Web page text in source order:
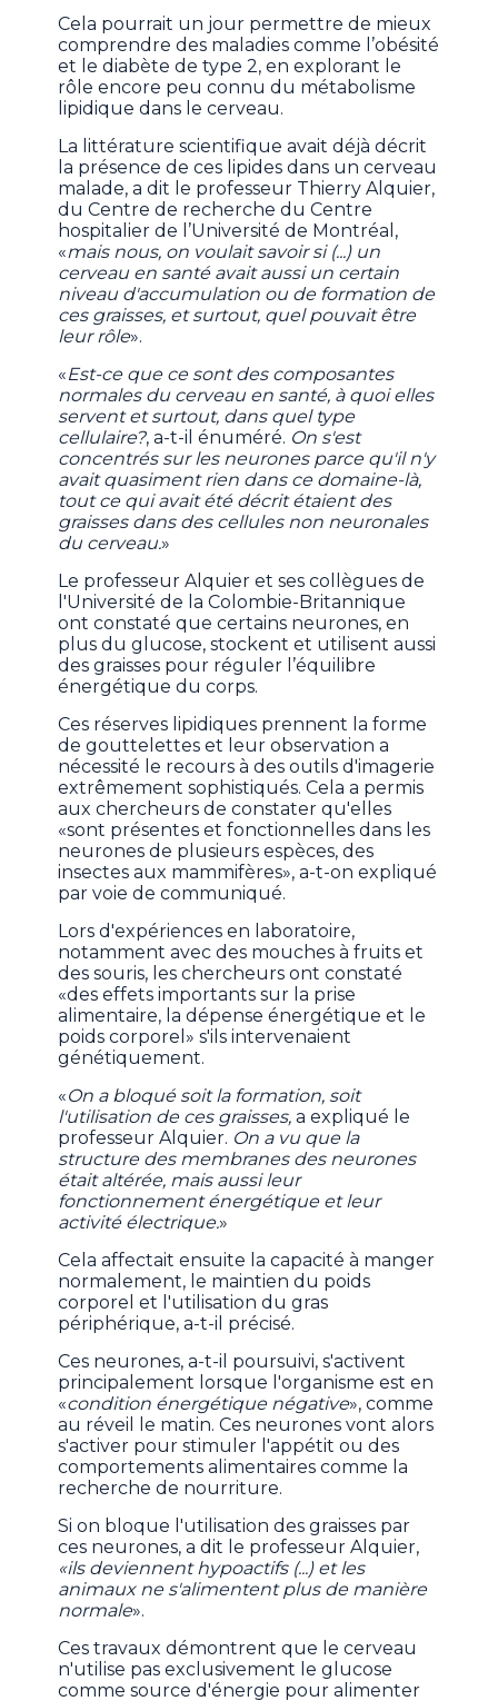
Cela pourrait un jour permettre de mieux
comprendre des maladies comme l’obésité
et le diabète de type 2, en explorant le
rôle encore peu connu du métabolisme
lipidique dans le cerveau.
La littérature scientifique avait déjà décrit
la présence de ces lipides dans un cerveau
malade, a dit le professeur Thierry Alquier,
du Centre de recherche du Centre
hospitalier de l’Université de Montréal,
«mais nous, on voulait savoir si (...) un
cerveau en santé avait aussi un certain
niveau d'accumulation ou de formation de
ces graisses, et surtout, quel pouvait être
leur rôle».
«Est-ce que ce sont des composantes
normales du cerveau en santé, à quoi elles
servent et surtout, dans quel type
cellulaire?, a-t-il énuméré. On s'est
concentrés sur les neurones parce qu'il n'y
avait quasiment rien dans ce domaine-là,
tout ce qui avait été décrit étaient des
graisses dans des cellules non neuronales
du cerveau.»
Le professeur Alquier et ses collègues de
l'Université de la Colombie-Britannique
ont constaté que certains neurones, en
plus du glucose, stockent et utilisent aussi
des graisses pour réguler l’équilibre
énergétique du corps.
Ces réserves lipidiques prennent la forme
de gouttelettes et leur observation a
nécessité le recours à des outils d'imagerie
extrêmement sophistiqués. Cela a permis
aux chercheurs de constater qu'elles
«sont présentes et fonctionnelles dans les
neurones de plusieurs espèces, des
insectes aux mammifères», a-t-on expliqué
par voie de communiqué.
Lors d'expériences en laboratoire,
notamment avec des mouches à fruits et
des souris, les chercheurs ont constaté
«des effets importants sur la prise
alimentaire, la dépense énergétique et le
poids corporel» s'ils intervenaient
génétiquement.
«On a bloqué soit la formation, soit
l'utilisation de ces graisses, a expliqué le
professeur Alquier. On a vu que la
structure des membranes des neurones
était altérée, mais aussi leur
fonctionnement énergétique et leur
activité électrique.»
Cela affectait ensuite la capacité à manger
normalement, le maintien du poids
corporel et l'utilisation du gras
périphérique, a-t-il précisé.
Ces neurones, a-t-il poursuivi, s'activent
principalement lorsque l'organisme est en
«condition énergétique négative», comme
au réveil le matin. Ces neurones vont alors
s'activer pour stimuler l'appétit ou des
comportements alimentaires comme la
recherche de nourriture.
Si on bloque l'utilisation des graisses par
ces neurones, a dit le professeur Alquier,
«ils deviennent hypoactifs (...) et les
animaux ne s'alimentent plus de manière
normale».
Ces travaux démontrent que le cerveau
n'utilise pas exclusivement le glucose
comme source d'énergie pour alimenter